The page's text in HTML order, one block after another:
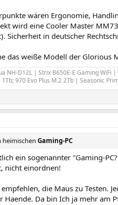
wären Ergonomie,
wird eine Cooler Master
Sicherheit in deutscher
das weiße Modell der Glorious
NH-D12L | Strix B650E-E Gaming WiFi
1Tb; 970 Evo Plus M.2 2Tb | Seasonic
heimischen Gaming-PC
ein sogenannter "Gaming-
nicht einordnen!
die Maus zu Testen.
Haende. Da bin Ich ja mehr am